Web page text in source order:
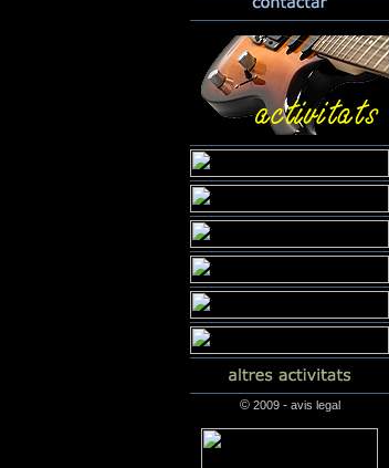
© 2009- avis legal